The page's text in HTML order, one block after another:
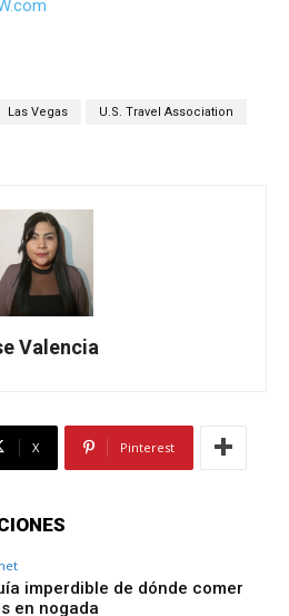
Las Vegas U.S. Travel Association
Valencia
X Pinterest
imperdible de dónde comer
en nogada